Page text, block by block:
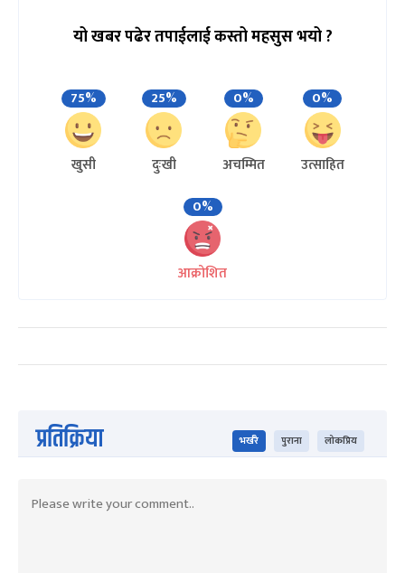
यो खबर पढेर तपाईलाई कस्तो महसुस भयो ?
75%
खुसी
25%
दुःखी
0%
अचम्मित
0%
उत्साहित
0%
आक्रोशित
प्रतिक्रिया भर्खरै पुराना लोकप्रिय